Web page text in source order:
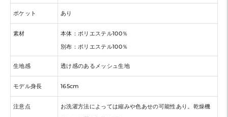
ポケット あり
素材
本体：ポリエステル100％
別布：ポリエステル100％
生地感 透け感のあるメッシュ生地
モデル身長 165cm
注意点
お洗濯方法によっては縮みや色あせの可能性あり。乾燥機